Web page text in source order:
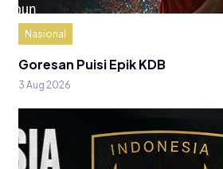
Nasional
Goresan Puisi Epik KDB
3 Aug 2026